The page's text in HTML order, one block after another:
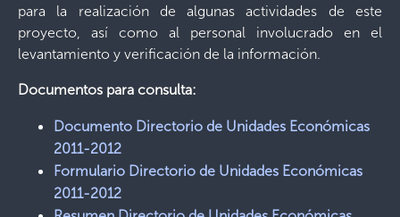
para la realización de algunas actividades de este
proyecto, así como al personal involucrado en el
levantamiento y verificación de la información.
Documentos para consulta:
Documento Directorio de Unidades Económicas
2011-2012
Formulario Directorio de Unidades Económicas
2011-2012